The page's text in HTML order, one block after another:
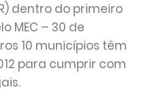
dentro do primeiro
MEC – 30 de
10 municípios têm
para cumprir com